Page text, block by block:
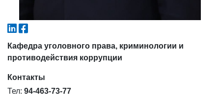
Кафедра уголовного права, криминологии и
противодействия коррупции
Контакты
Тел: 94-463-73-77